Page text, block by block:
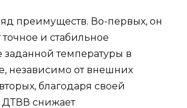
преимуществ. Во-первых, он
и стабильное
температуры в
независимо от внешних
благодаря своей
ДТВВ снижает